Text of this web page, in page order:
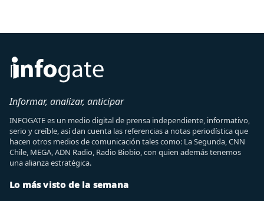
Informar, analizar, anticipar
INFOGATE es un medio digital de prensa independiente, informativo,
serio y creíble, así dan cuenta las referencias a notas periodística que
hacen otros medios de comunicación tales como: La Segunda, CNN
Chile, MEGA, ADN Radio, Radio Biobio, con quien además tenemos
una alianza estratégica.
Lo más visto de la semana